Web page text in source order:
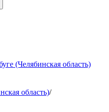
(Челябинская область)
область)/